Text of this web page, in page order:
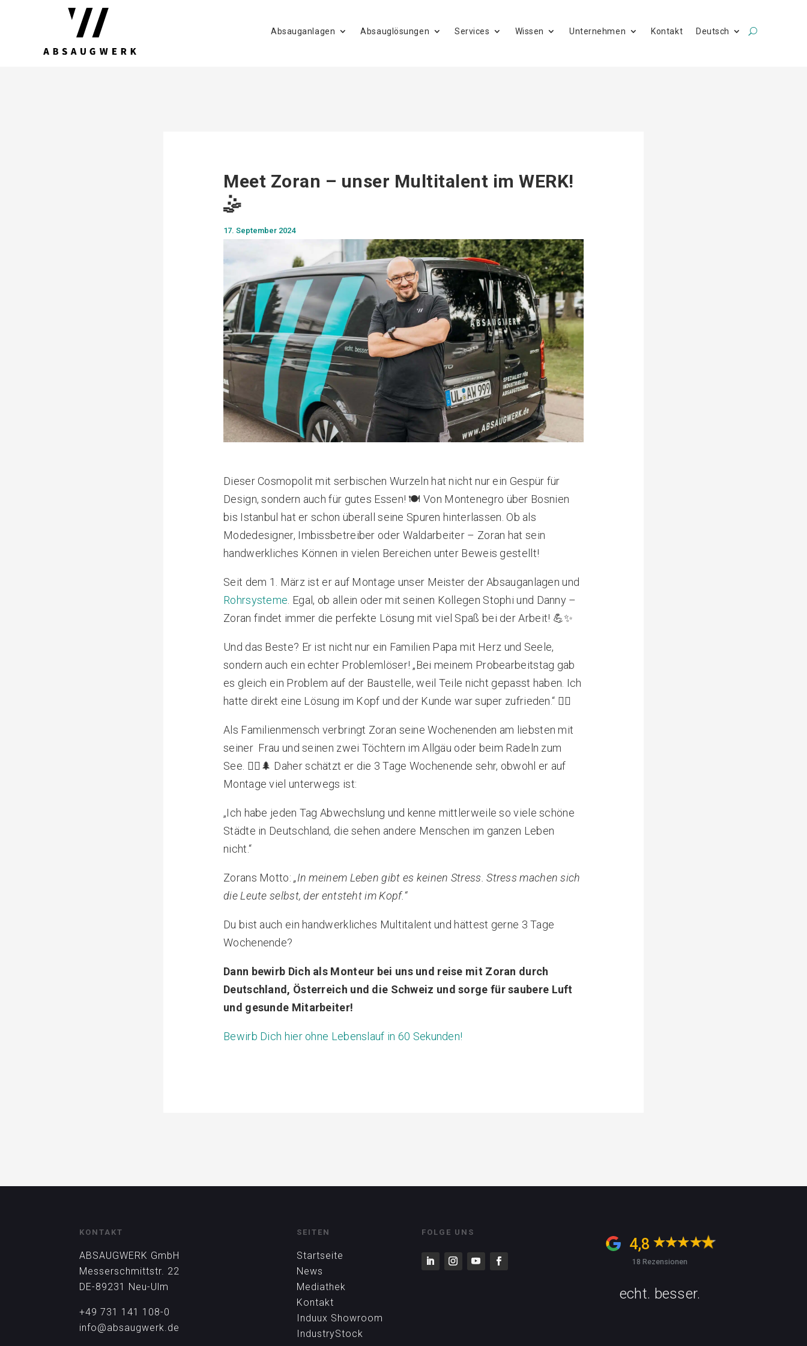
Absauganlagen Absauglösungen Services Wissen Unternehmen Kontakt Deutsch
Meet Zoran – unser Multitalent im WERK!
🤹
17. September 2024
Dieser Cosmopolit mit serbischen Wurzeln hat nicht nur ein Gespür für
Design, sondern auch für gutes Essen! 🍽️ Von Montenegro über Bosnien
bis Istanbul hat er schon überall seine Spuren hinterlassen. Ob als
Modedesigner, Imbissbetreiber oder Waldarbeiter – Zoran hat sein
handwerkliches Können in vielen Bereichen unter Beweis gestellt!
Seit dem 1. März ist er auf Montage unser Meister der Absauganlagen und
Rohrsysteme . Egal, ob allein oder mit seinen Kollegen Stophi und Danny –
Zoran findet immer die perfekte Lösung mit viel Spaß bei der Arbeit! 💪✨
Und das Beste? Er ist nicht nur ein Familien Papa mit Herz und Seele,
sondern auch ein echter Problemlöser! „Bei meinem Probearbeitstag gab
es gleich ein Problem auf der Baustelle, weil Teile nicht gepasst haben. Ich
hatte direkt eine Lösung im Kopf und der Kunde war super zufrieden.“ 🦸‍♂️
Als Familienmensch verbringt Zoran seine Wochenenden am liebsten mit
seiner Frau und seinen zwei Töchtern im Allgäu oder beim Radeln zum
See. 🚴‍♂️🌲 Daher schätzt er die 3 Tage Wochenende sehr, obwohl er auf
Montage viel unterwegs ist:
„Ich habe jeden Tag Abwechslung und kenne mittlerweile so viele schöne
Städte in Deutschland, die sehen andere Menschen im ganzen Leben
nicht.“
Zorans Motto:„In meinem Leben gibt es keinen Stress. Stress machen sich
die Leute selbst, der entsteht im Kopf.“
Du bist auch ein handwerkliches Multitalent und hättest gerne 3 Tage
Wochenende?
Dann bewirb Dich als Monteur bei uns und reise mit Zoran durch
Deutschland, Österreich und die Schweiz und sorge für saubere Luft
und gesunde Mitarbeiter!
Bewirb Dich hier ohne Lebenslauf in 60 Sekunden!
KONTAKT
ABSAUGWERK GmbH
Messerschmittstr. 22
DE-89231 Neu-Ulm
+49 731 141 108-0
info@absaugwerk.de
SEITEN
Startseite
News
Mediathek
Kontakt
Induux Showroom
IndustryStock
FOLGE UNS
4,8
18 Rezensionen
echt. besser.